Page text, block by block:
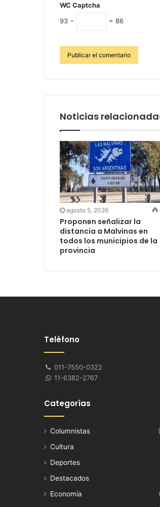
WC Captcha
93 −
= 86
Noticias
agosto 5, 2026
Proponen señalizar la
distancia a Malvinas en
todos los municipios de la
provincia
Teléfono
011-7550-0322
11-6382-2767
Categorías
Columnistas
Cultura
Deportes
Destacados
Economía